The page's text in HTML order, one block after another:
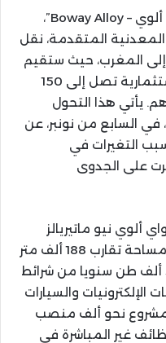
قررت المجموعة الصينية “بوواي ألوي – Boway Alloy”،
المتقدمة، نقل
المغرب، حيث ستقيم
مصنعا بمدينة الناظور بقيمة استثمارية تصل إلى 150
1.5 مليار درهم. يأتي هذا التحول
في السابع من نونبر، عن
التغيرات في
على الجدوى
نيو ماتيريالز
(المغرب) ليميتد”، وسيمتد على مساحة تقارب 188 ألف متر
مربع. تستهدف المنشأة إنتاج 30 ألف طن سنويا من شرائط
والسيارات
نحو ألف منصب
غير المباشرة في